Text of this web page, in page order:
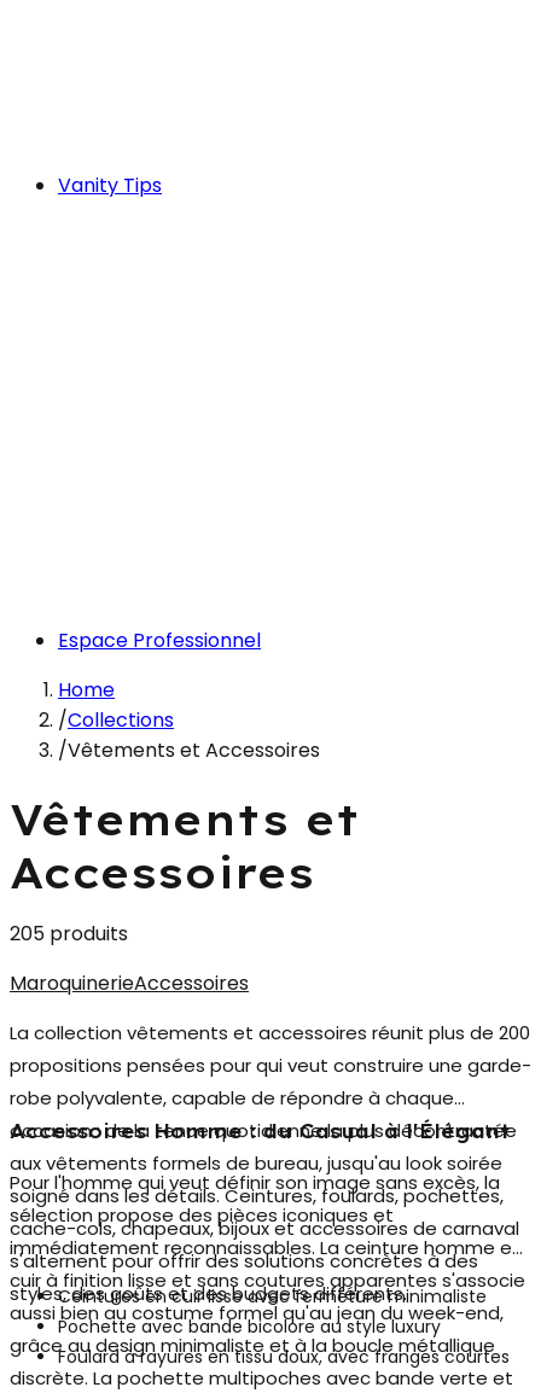
Vanity Tips
Espace Professionnel
Home
/Collections
/Vêtements et Accessoires
Vêtements et
Accessoires
205 produits
MaroquinerieAccessoires
La collection vêtements et accessoires réunit plus de 200
propositions pensées pour qui veut construire une garde-
robe polyvalente, capable de répondre à chaque
occasion : de la tenue quotidienne la plus décontractée
aux vêtements formels de bureau, jusqu'au look soirée
soigné dans les détails. Ceintures, foulards, pochettes,
cache-cols, chapeaux, bijoux et accessoires de carnaval
s'alternent pour offrir des solutions concrètes à des
styles, des goûts et des budgets différents.
Accessoires Homme : du Casual à l'Élégant
Pour l'homme qui veut définir son image sans excès, la
sélection propose des pièces iconiques et
immédiatement reconnaissables. La ceinture homme en
cuirà finition lisse et sans coutures apparentes s'associe
aussi bien au costume formel qu'au jean du week-end,
grâce au design minimaliste et à la boucle métallique
discrète. La pochette multipoches avec bande verte et
Ceintures en cuir lisse avec fermeture minimaliste
Pochette avec bande bicolore au style luxury
Foulard à rayures en tissu doux, avec franges courtes